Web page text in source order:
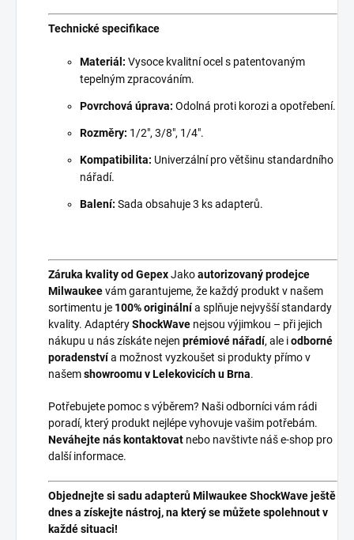
Technické specifikace
Materiál: Vysoce kvalitní ocel s patentovaným
tepelným zpracováním.
Povrchová úprava: Odolná proti korozi a opotřebení.
Rozměry: 1/2", 3/8", 1/4".
Kompatibilita: Univerzální pro většinu standardního
nářadí.
Balení: Sada obsahuje 3 ks adapterů.
Záruka kvality od GepexJakoautorizovaný prodejce
Milwaukeevám garantujeme, že každý produkt v našem
sortimentu je 100% originálnía splňuje nejvyšší standardy
kvality. AdaptéryShockWave nejsou výjimkou – při jejich
nákupu u nás získáte nejen prémiové nářadí, ale iodborné
poradenstvía možnost vyzkoušet si produkty přímo v
našemshowroomu v Lelekovicích u Brna.
Potřebujete pomoc s výběrem? Naši odborníci vám rádi
poradí, který produkt nejlépe vyhovuje vašim potřebám.
Neváhejte nás kontaktovat nebo navštivte náš e-shop pro
další informace.
Objednejte si sadu adapterů Milwaukee ShockWave ještě
dnes a získejte nástroj, na který se můžete spolehnout v
každé situaci!